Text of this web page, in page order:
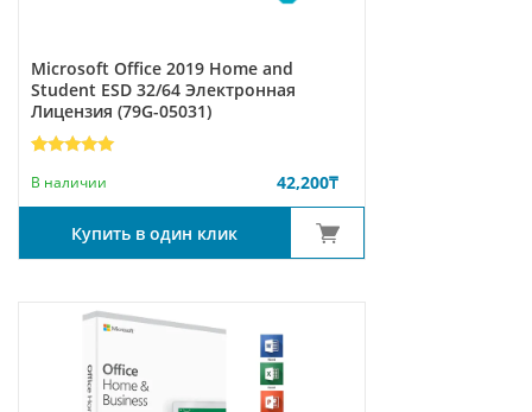
Microsoft Office 2019 Home and
Student ESD 32/64 Электронная
Лицензия (79G-05031)
5.00из 5
опроса
пользователей
В наличии 42,200₸
Купить в один клик